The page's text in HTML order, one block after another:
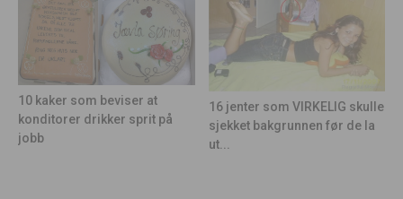
10 kaker som beviser at
konditorer drikker sprit på
jobb
16 jenter som VIRKELIG skulle
sjekket bakgrunnen før de la
ut...